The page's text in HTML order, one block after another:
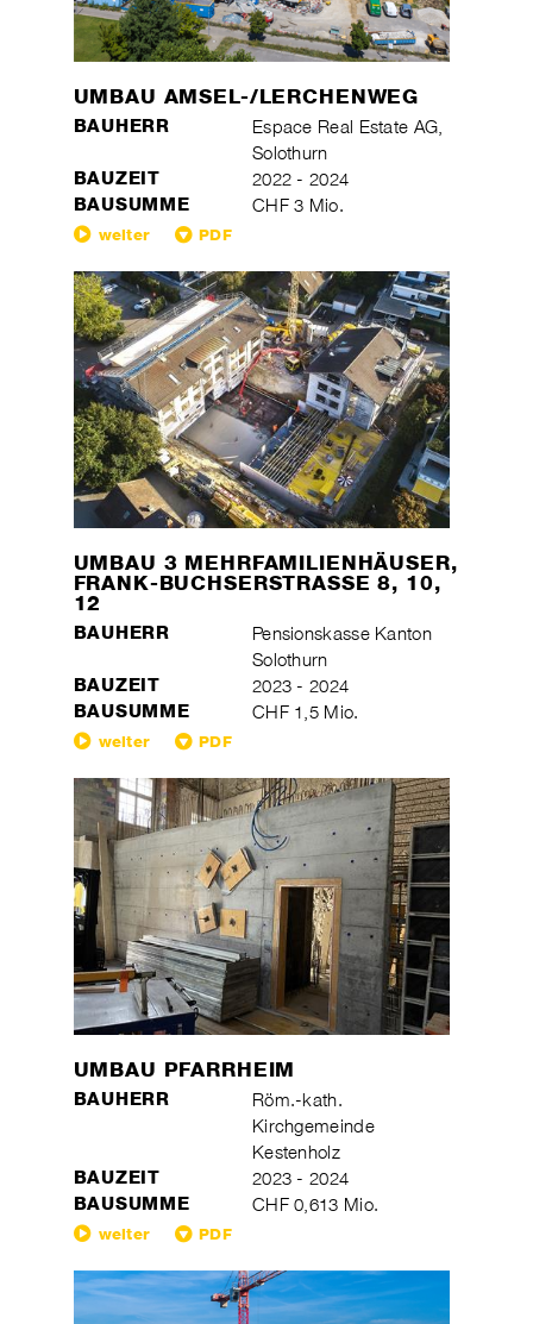
UMBAU AMSEL-/LERCHENWEG
BAUHERR
Espace Real Estate AG,
Solothurn
BAUZEIT 2022 - 2024
BAUSUMME CHF 3 Mio.
weiter PDF
UMBAU 3 MEHRFAMILIENHÄUSER,
FRANK-BUCHSERSTRASSE 8, 10,
12
BAUHERR
Pensionskasse Kanton
Solothurn
BAUZEIT 2023 - 2024
BAUSUMME CHF 1,5 Mio.
weiter PDF
UMBAU PFARRHEIM
BAUHERR
Röm.-kath.
Kirchgemeinde
Kestenholz
BAUZEIT 2023 - 2024
BAUSUMME CHF 0,613 Mio.
weiter PDF